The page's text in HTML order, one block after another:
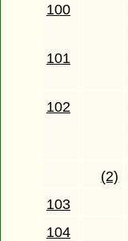
100
101
102
(2)
103
104